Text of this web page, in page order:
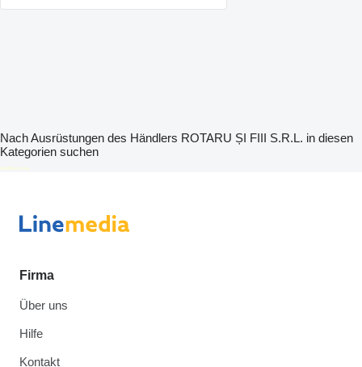
Nach Ausrüstungen des Händlers ROTARU ȘI FIII S.R.L. in diesen
Kategorien suchen
disallow-in-dsa
Firma
Über uns
Hilfe
Kontakt